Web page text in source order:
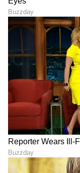
ABOUT THE
PD
Pavna Das
ಮೂಲತಃ
ಪತ್ರಿಕೋದ್ಯಮದ
ಪತ್ರಿಕೆ ಹಾಗೂ
ಗಲ್ಫ್ ಕನ್ನಡಿಗ,
ಸುವರ್ಣದಲ್ಲಿ
ಬರವಣಿಗೆ ಇಷ್ಟ.
Published :Dec 24
ಕರ್ನಾಟಕ, ಭಾರತ
ಕ್ಷಣಕ್ಷಣದ ಕನ್ನಡ
ಅಪ್ಡೇಟ್‌ಗಳಿಗಾಗಿ